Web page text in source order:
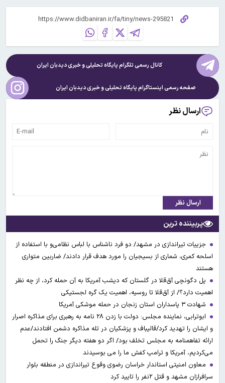
کانال رسمی تلگرام پایگاه تحلیلی و خبریدیدبان ایران
صفحه رسمی اینستاگرام پایگاه تحلیلی و خبریدیدبان ایران
ارسال نظر
ارسال نظر
پربیننده ترین
جزییات تیراندازی در مشهد/ دو فرد ناشناس با لباس نظامی‌و با استفاده از
اسلحه کمری، شماری از بسیجیان را مورد هدف قرار دادند/ ضاربین متواری
هستند
پل دگونچی آق‌قلا در گلستان که دیشب آمریکا به آن حمله کرد، از چه نظر
اهمیت دارد؟/ از آق‌قلا تا روسیه، اهمیت یک گره لجستیکی
شهادت ۳ ‌پاسداران استان زنجان در حمله موشکی آمریکا
ابوترابی، نماینده مجلس: دولت با زدن ۲۸ نامه به رهبری برای مذاکره اصرار
و ایشان را تهدید کرد/قالیباف و پزشکیان در تله مذاکره دشمن افتادند/عدم
ارائه تفاهمنامه به مجلس تخلف بود/ اگر دو هفته دیگر جنگ را تحمل
می‌کردیم، آمریکا و ترامپ کفش ما را می بوسیدند
معاون امنیتی استاندار خراسان رضوی وقوع تیراندازی در منطقه بلوار
سرافرازان مشهد و قتل ۲نفر را تایید کرد